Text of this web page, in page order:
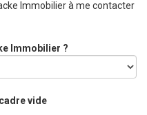
Immobilier à me contacter
Immobilier ?
vide